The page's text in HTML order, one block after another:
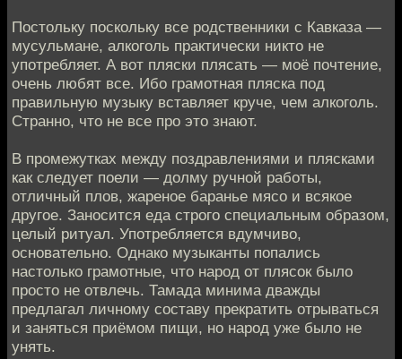
Постольку поскольку все родственники с Кавказа —
мусульмане, алкоголь практически никто не
употребляет. А вот пляски плясать — моё почтение,
очень любят все. Ибо грамотная пляска под
правильную музыку вставляет круче, чем алкоголь.
Странно, что не все про это знают.
В промежутках между поздравлениями и плясками
как следует поели — долму ручной работы,
отличный плов, жареное баранье мясо и всякое
другое. Заносится еда строго специальным образом,
целый ритуал. Употребляется вдумчиво,
основательно. Однако музыканты попались
настолько грамотные, что народ от плясок было
просто не отвлечь. Тамада минима дважды
предлагал личному составу прекратить отрываться
и заняться приёмом пищи, но народ уже было не
унять.